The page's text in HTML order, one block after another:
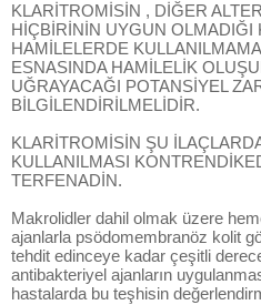
KLARİTROMİSİN , DİĞER
HİÇBİRİNİN UYGUN OLMADIĞI
HAMİLELERDE
ESNASINDA HAMİLELİK
UĞRAYACAĞI POTANSİYEL
BİLGİLENDİRİLMELİDİR.
KLARİTROMİSİN ŞU
KULLANILMASI
TERFENADİN.
Makrolidler dahil olmak üzere
ajanlarla psödomembranöz kolit
tehdit edinceye kadar çeşitli
antibakteriyel ajanların
hastalarda bu teşhisin